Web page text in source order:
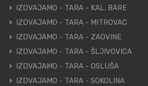
IZDVAJAMO - TARA - KAL. BARE
IZDVAJAMO - TARA - MITROVAC
IZDVAJAMO - TARA - ZAOVINE
IZDVAJAMO - TARA - ŠLJIVOVICA
IZDVAJAMO - TARA - OSLUŠA
IZDVAJAMO - TARA - SOKOLINA